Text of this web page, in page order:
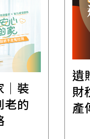
｜裝
老的
遺
財
產